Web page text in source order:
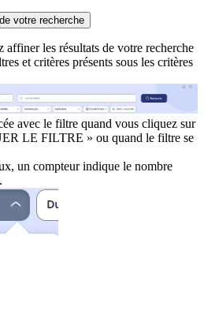
votre recherche
affiner les résultats de votre recherche
et critères présents sous les critères
avec le filtre quand vous cliquez sur
LE FILTRE » ou quand le filtre se
un compteur indique le nombre